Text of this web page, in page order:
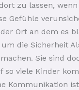
zu lassen,
Gefühle
Ort an dem es
die Sicherheit
Sie sind
viele Kinder
Kommunikation